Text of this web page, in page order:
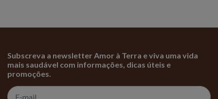
Subscreva a newsletter Amor à Terra e viva uma vida
mais saudável com informações, dicas úteis e
promoções.